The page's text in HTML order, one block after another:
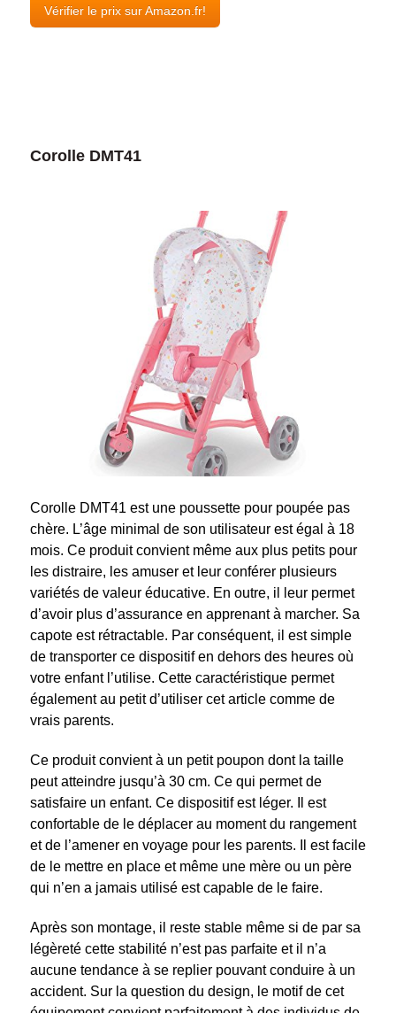
Vérifier le prix sur Amazon.fr!
Corolle DMT41
Corolle DMT41 est une poussette pour poupée pas
chère. L’âge minimal de son utilisateur est égal à 18
mois. Ce produit convient même aux plus petits pour
les distraire, les amuser et leur conférer plusieurs
variétés de valeur éducative. En outre, il leur permet
d’avoir plus d’assurance en apprenant à marcher. Sa
capote est rétractable. Par conséquent, il est simple
de transporter ce dispositif en dehors des heures où
votre enfant l’utilise. Cette caractéristique permet
également au petit d’utiliser cet article comme de
vrais parents.
Ce produit convient à un petit poupon dont la taille
peut atteindre jusqu’à 30 cm. Ce qui permet de
satisfaire un enfant. Ce dispositif est léger. Il est
confortable de le déplacer au moment du rangement
et de l’amener en voyage pour les parents. Il est facile
de le mettre en place et même une mère ou un père
qui n’en a jamais utilisé est capable de le faire.
Après son montage, il reste stable même si de par sa
légèreté cette stabilité n’est pas parfaite et il n’a
aucune tendance à se replier pouvant conduire à un
accident. Sur la question du design, le motif de cet